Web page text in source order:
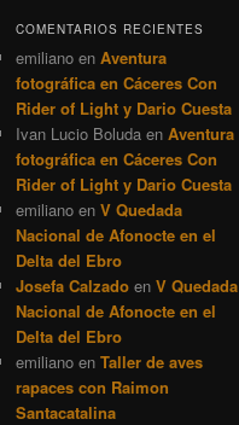
COMENTARIOS RECIENTES
emiliano en Aventura
fotográfica en Cáceres Con
Rider of Light y Dario Cuesta
Ivan Lucio Boluda en Aventura
fotográfica en Cáceres Con
Rider of Light y Dario Cuesta
emiliano en V Quedada
Nacional de Afonocte en el
Delta del Ebro
Josefa Calzado en V Quedada
Nacional de Afonocte en el
Delta del Ebro
emiliano en Taller de aves
rapaces con Raimon
Santacatalina